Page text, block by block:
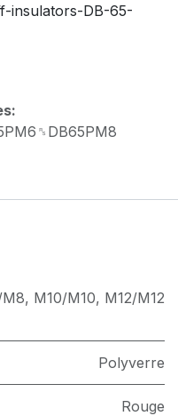
insulators-DB-65-
, M10/M10, M12/M12
Polyverre
Rouge